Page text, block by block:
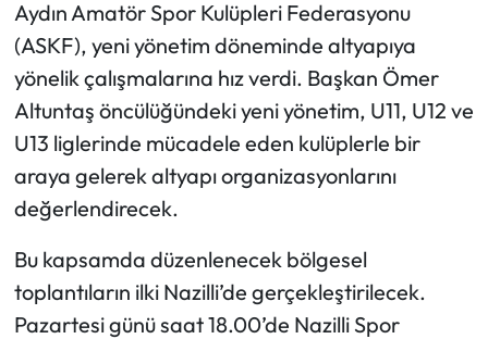
Aydın Amatör Spor Kulüpleri Federasyonu
(ASKF), yeni yönetim döneminde altyapıya
yönelik çalışmalarına hız verdi. Başkan Ömer
Altuntaş öncülüğündeki yeni yönetim, U11, U12 ve
U13 liglerinde mücadele eden kulüplerle bir
araya gelerek altyapı organizasyonlarını
değerlendirecek.
Bu kapsamda düzenlenecek bölgesel
toplantıların ilki Nazilli’de gerçekleştirilecek.
Pazartesi günü saat 18.00’de Nazilli Spor